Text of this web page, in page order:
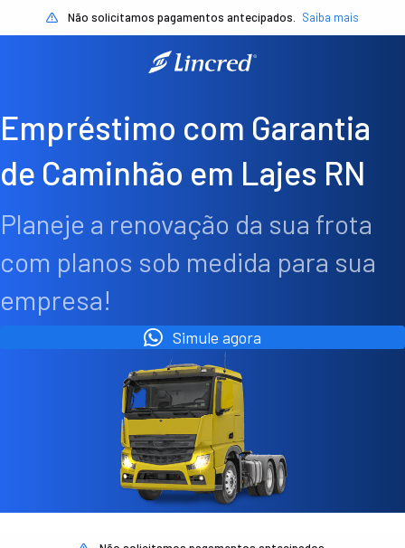
Não solicitamos pagamentos antecipados. Saiba mais
Empréstimo com Garantia
de Caminhão em Lajes RN
Planeje a renovação da sua frota
com planos sob medida para sua
empresa!
Simule agora